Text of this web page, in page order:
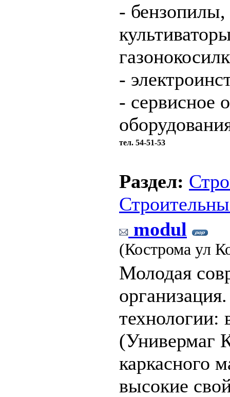
- бензопилы,
-
- сервисное
тел. 54-51-53
Раздел:
modul
(Кострома ул
Молодая
технологии:
(Универмаг
каркасного
высокие